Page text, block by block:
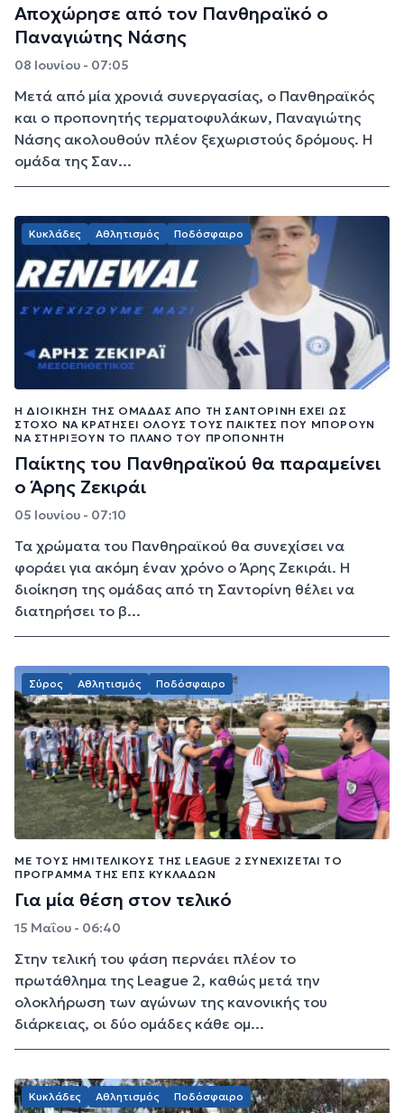
Αποχώρησε από τον Πανθηραϊκό ο
Παναγιώτης Νάσης
08 Ιουνίου - 07:05
Μετά από μία χρονιά συνεργασίας, ο Πανθηραϊκός
και ο προπονητής τερματοφυλάκων, Παναγιώτης
Νάσης ακολουθούν πλέον ξεχωριστούς δρόμους. Η
ομάδα της Σαν...
Κυκλάδες Αθλητισμός Ποδόσφαιρο
Η ΔΙΟΊΚΗΣΗ ΤΗΣ ΟΜΆΔΑΣ ΑΠΌ ΤΗ ΣΑΝΤΟΡΊΝΗ ΈΧΕΙ ΩΣ
ΣΤΌΧΟ ΝΑ ΚΡΑΤΉΣΕΙ ΌΛΟΥΣ ΤΟΥΣ ΠΑΊΚΤΕΣ ΠΟΥ ΜΠΟΡΟΎΝ
ΝΑ ΣΤΗΡΊΞΟΥΝ ΤΟ ΠΛΆΝΟ ΤΟΥ ΠΡΟΠΟΝΗΤΉ
Παίκτης του Πανθηραϊκού θα παραμείνει
ο Άρης Ζεκιράι
05 Ιουνίου - 07:10
Τα χρώματα του Πανθηραϊκού θα συνεχίσει να
φοράει για ακόμη έναν χρόνο ο Άρης Ζεκιράι. Η
διοίκηση της ομάδας από τη Σαντορίνη θέλει να
διατηρήσει το β...
Σύρος Αθλητισμός Ποδόσφαιρο
ΜΕ ΤΟΥΣ ΗΜΙΤΕΛΙΚΟΎΣ ΤΗΣ LEAGUE 2 ΣΥΝΕΧΊΖΕΤΑΙ ΤΟ
ΠΡΌΓΡΑΜΜΑ ΤΗΣ ΕΠΣ ΚΥΚΛΆΔΩΝ
Για μία θέση στον τελικό
15 Μαΐου - 06:40
Στην τελική του φάση περνάει πλέον το
πρωτάθλημα της League 2, καθώς μετά την
ολοκλήρωση των αγώνων της κανονικής του
διάρκειας, οι δύο ομάδες κάθε ομ...
Κυκλάδες Αθλητισμός Ποδόσφαιρο